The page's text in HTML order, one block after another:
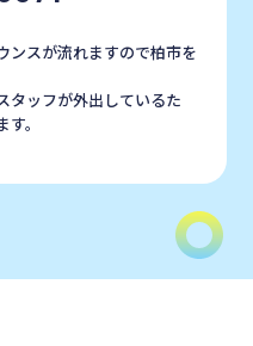
ンスが流れますので柏市を
タッフが外出しているた
。